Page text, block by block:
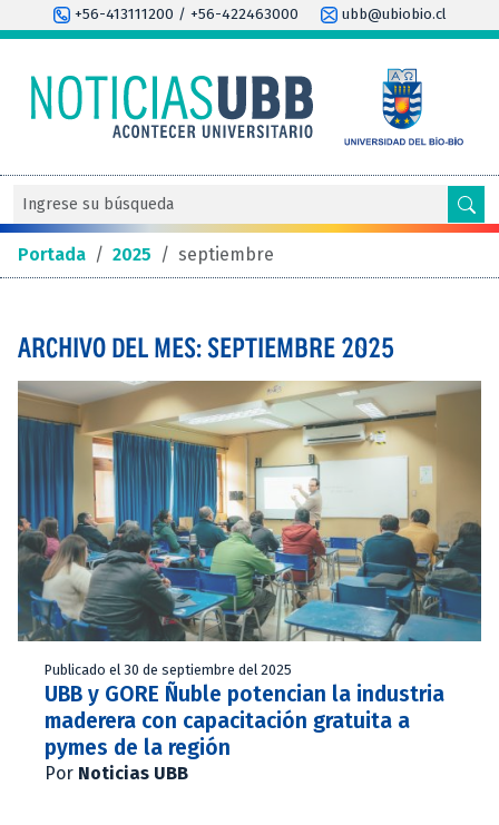
+56-413111200 / +56-422463000 ubb@ubiobio.cl
Portada / 2025 / septiembre
ARCHIVO DEL MES: SEPTIEMBRE 2025
Publicado el 30 de septiembre del 2025
UBB y GORE Ñuble potencian la industria
maderera con capacitación gratuita a
pymes de la región
Por Noticias UBB